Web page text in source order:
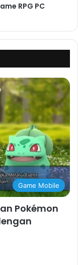
RPG PC
Game Mobile
Pokémon